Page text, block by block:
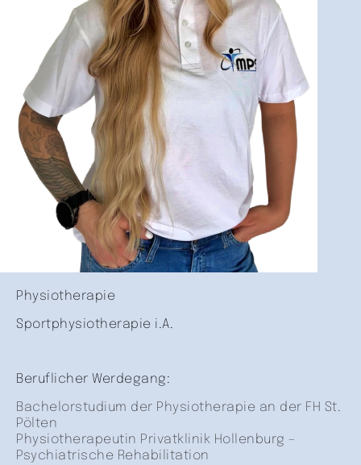
Physiotherapie
Sportphysiotherapie i.A.
Beruflicher Werdegang:
Bachelorstudium der Physiotherapie an der FH St.
Pölten
Physiotherapeutin Privatklinik Hollenburg –
Psychiatrische Rehabilitation